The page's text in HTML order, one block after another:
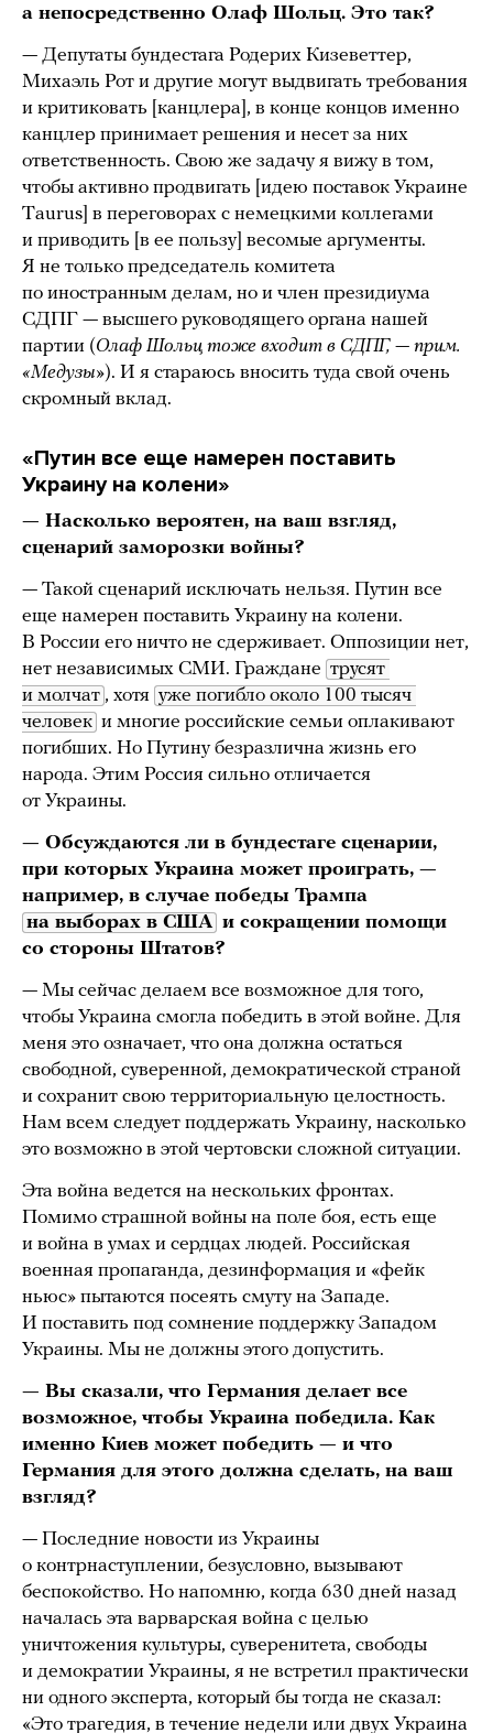
а непосредственно Олаф Шольц. Это так?
— Депутаты бундестага Родерих Кизеветтер,
Михаэль Рот и другие могут выдвигать требования
и критиковать [канцлера], в конце концов именно
канцлер принимает решения и несет за них
ответственность. Свою же задачу я вижу в том,
чтобы активно продвигать [идею поставок Украине
Тaurus] в переговорах с немецкими коллегами
и приводить [в ее пользу] весомые аргументы.
Я не только председатель комитета
по иностранным делам, но и член президиума
СДПГ — высшего руководящего органа нашей
партии (Олаф Шольц тоже входит в СДПГ, — прим.
«Медузы»). И я стараюсь вносить туда свой очень
скромный вклад.
«Путин все еще намерен поставить
Украину на колени»
— Насколько вероятен, на ваш взгляд,
сценарий заморозки войны?
— Такой сценарий исключать нельзя. Путин все
еще намерен поставить Украину на колени.
В России его ничто не сдерживает. Оппозиции нет,
нет независимых СМИ. Граждане трусят
и молчат , хотя уже погибло около 100 тысяч
человек и многие российские семьи оплакивают
погибших. Но Путину безразлична жизнь его
народа. Этим Россия сильно отличается
от Украины.
— Обсуждаются ли в бундестаге сценарии,
при которых Украина может проиграть, —
например, в случае победы Трампа
на выборах в США и сокращении помощи
со стороны Штатов?
— Мы сейчас делаем все возможное для того,
чтобы Украина смогла победить в этой войне. Для
меня это означает, что она должна остаться
свободной, суверенной, демократической страной
и сохранит свою территориальную целостность.
Нам всем следует поддержать Украину, насколько
это возможно в этой чертовски сложной ситуации.
Эта война ведется на нескольких фронтах.
Помимо страшной войны на поле боя, есть еще
и война в умах и сердцах людей. Российская
военная пропаганда, дезинформация и «фейк
ньюс» пытаются посеять смуту на Западе.
И поставить под сомнение поддержку Западом
Украины. Мы не должны этого допустить.
— Вы сказали, что Германия делает все
возможное, чтобы Украина победила. Как
именно Киев может победить — и что
Германия для этого должна сделать, на ваш
взгляд?
— Последние новости из Украины
о контрнаступлении, безусловно, вызывают
беспокойство. Но напомню, когда 630 дней назад
началась эта варварская война с целью
уничтожения культуры, суверенитета, свободы
и демократии Украины, я не встретил практически
ни одного эксперта, который бы тогда не сказал:
«Это трагедия, в течение недели или двух Украина